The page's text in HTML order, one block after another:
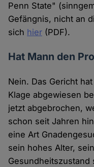
Penn State"
Gefängnis, nicht an
sich hier (PDF).
Hat Mann den
Nein. Das Gericht
Klage abgewiesen
jetzt abgebrochen,
schon seit Jahren
eine Art
sein hohes Alter,